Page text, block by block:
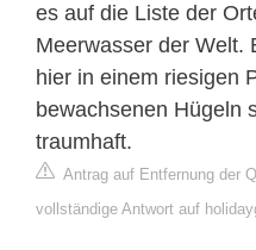
es auf die Liste der
Meerwasser der Welt.
hier in einem riesigen
bewachsenen Hügeln
traumhaft.
Antrag auf Entfernung der
vollständige Antwort auf